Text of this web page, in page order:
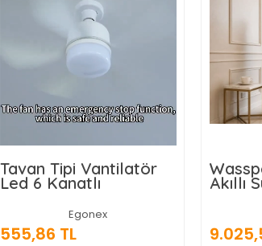
Tavan Tipi Vantilatör
Led 6 Kanatlı
Egonex
555,86 TL
Akıllı